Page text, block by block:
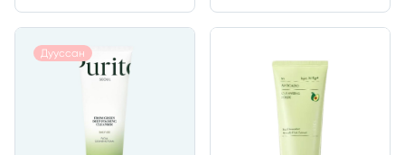
Дууссан